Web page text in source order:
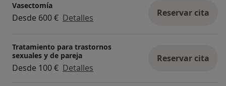
Vasectomía
Desde 600 € Detalles Reservar cita
Tratamiento para trastornos
sexuales y de pareja
Desde 100 € Detalles
Reservar cita